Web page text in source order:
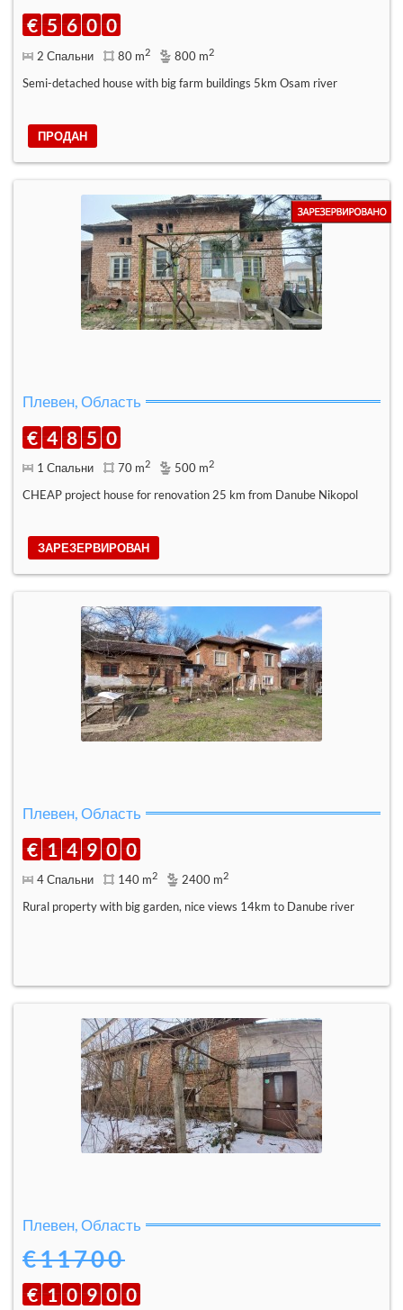
€ 5 6 0 0
2 Спальни 80 m2 800 m2
Semi-detached house with big farm buildings 5km Osam river
ПРОДАН
Плевен, Область
€ 4 8 5 0
1 Спальни 70 m2 500 m2
CHEAP project house for renovation 25 km from Danube Nikopol
ЗАРЕЗЕРВИРОВАН
Плевен, Область
€ 1 4 9 0 0
4 Спальни 140 m2 2400 m2
Rural property with big garden, nice views 14km to Danube river
Плевен, Область
€11700
€ 1 0 9 0 0